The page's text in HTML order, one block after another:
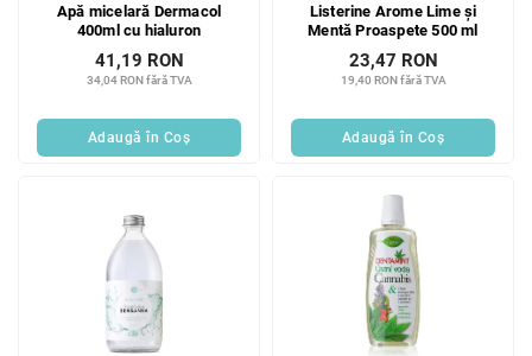
Apă micelară Dermacol
400ml cu hialuron
34,04 RON fără TVA
41,19 RON
Adaugă în Coş
Listerine Arome Lime și
Mentă Proaspete 500 ml
19,40 RON fără TVA
23,47 RON
Adaugă în Coş